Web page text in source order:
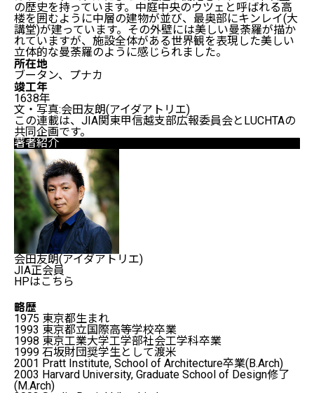
の歴史を持っています。中庭中央のウツェと呼ばれる高
楼を囲むように中層の建物が並び、最奥部にキンレイ(大
講堂)が建っています。その外壁には美しい曼荼羅が描か
れていますが、施設全体がある世界観を表現した美しい
立体的な曼荼羅のように感じられました。
所在地
ブータン、プナカ
竣工年
1638年
文・写真:会田友朗(アイダアトリエ)
この連載は、JIA関東甲信越支部広報委員会とLUCHTAの
共同企画です。
著者紹介
会田友朗(アイダアトリエ)
JIA正会員
HPはこちら
略歴
1975 東京都生まれ
1993 東京都立国際高等学校卒業
1998 東京工業大学工学部社会工学科卒業
1999 石坂財団奨学生として渡米
2001 Pratt Institute, School of Architecture卒業(B.Arch)
2003 Harvard University, Graduate School of Design修了
(M.Arch)